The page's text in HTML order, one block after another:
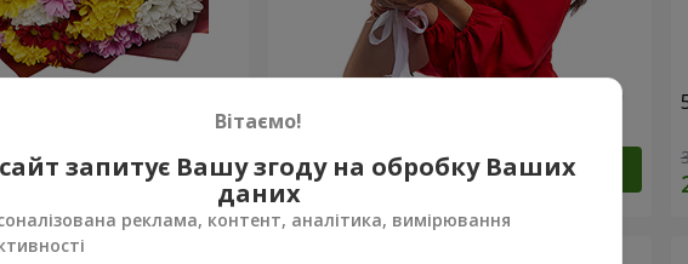
хризантем!
Замовити 1 221 грн Замовити
Вітаємо!
запитує Вашу згоду на обробку Ваших
даних
реклама, контент, аналітика, вимірювання